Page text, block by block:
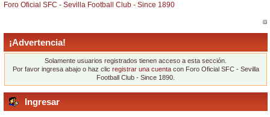
Foro Oficial SFC - Sevilla Football Club - Since 1890
¡Advertencia!
Solamente usuarios registrados tienen acceso a esta sección.
Por favor ingresa abajo o haz clic registrar una cuentacon Foro Oficial SFC - Sevilla
Football Club - Since 1890.
Ingresar